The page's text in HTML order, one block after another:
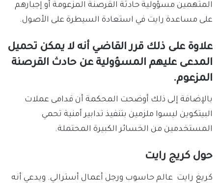
المتهمين مسؤولية حادثة القرصنة المزعومة أو إجبارهم
على مساعدة رايت في استعادة السيطرة على الأصول.
علاوة على ذلك قرر القاضي أنه لا يمكن تحميل
المدعى عليهم المسؤولية عن حادث القرصنة
المزعوم.
بالإضافة إلى ذلك أوضحت المحكمة أن قدامى عملات
البيتكوين ليسوا ملزمين بتنفيذ تدابير أمنية تحمي
المستخدمين من الخسائر الكبيرة المحتملة.
حول كريج رايت
كريغ رايت ‏ عالم حاسوب ورجل أعمال أسترالي. ويدعي أنه